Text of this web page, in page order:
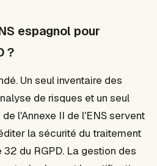
espagnol pour
?
Un seul inventaire des
de risques et un seul
l'Annexe II de l'ENS servent
la sécurité du traitement
du RGPD. La gestion des